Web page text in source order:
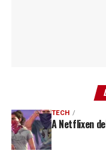
TECH
A Netflixen